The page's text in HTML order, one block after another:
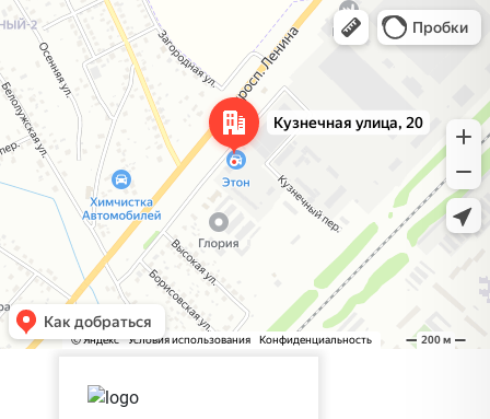
Жодино
Кузнечная улица, 20 — Яндекс Карты